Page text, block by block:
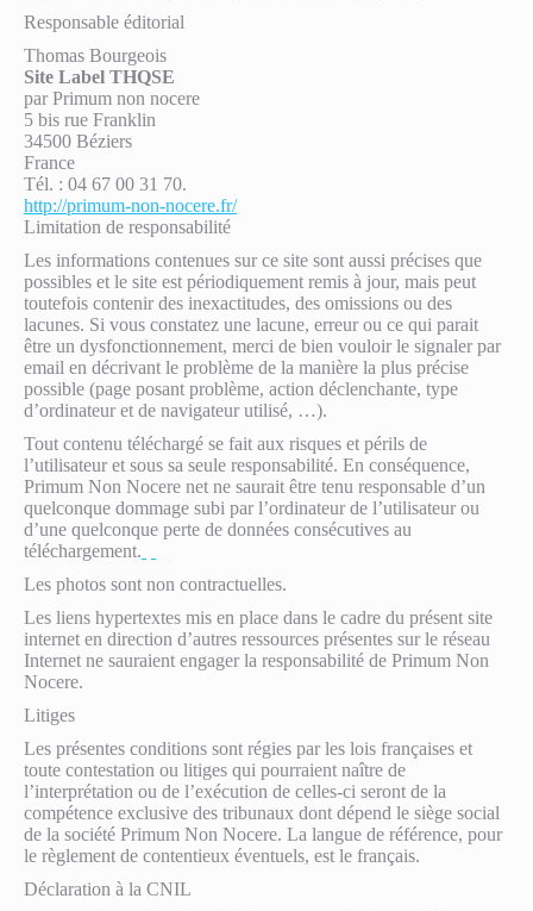
Responsable éditorial
Thomas Bourgeois
Site Label THQSE
par Primum non nocere
5 bis rue Franklin
34500 Béziers
France
Tél. : 04 67 00 31 70.
http://primum-non-nocere.fr/
Limitation de responsabilité
Les informations contenues sur ce site sont aussi précises que
possibles et le site est périodiquement remis à jour, mais peut
toutefois contenir des inexactitudes, des omissions ou des
lacunes. Si vous constatez une lacune, erreur ou ce qui parait
être un dysfonctionnement, merci de bien vouloir le signaler par
email en décrivant le problème de la manière la plus précise
possible (page posant problème, action déclenchante, type
d’ordinateur et de navigateur utilisé, …).
Tout contenu téléchargé se fait aux risques et périls de
l’utilisateur et sous sa seule responsabilité. En conséquence,
Primum Non Nocere net ne saurait être tenu responsable d’un
quelconque dommage subi par l’ordinateur de l’utilisateur ou
d’une quelconque perte de données consécutives au
téléchargement.
Les photos sont non contractuelles.
Les liens hypertextes mis en place dans le cadre du présent site
internet en direction d’autres ressources présentes sur le réseau
Internet ne sauraient engager la responsabilité de Primum Non
Nocere.
Litiges
Les présentes conditions sont régies par les lois françaises et
toute contestation ou litiges qui pourraient naître de
l’interprétation ou de l’exécution de celles-ci seront de la
compétence exclusive des tribunaux dont dépend le siège social
de la société Primum Non Nocere. La langue de référence, pour
le règlement de contentieux éventuels, est le français.
Déclaration à la CNIL